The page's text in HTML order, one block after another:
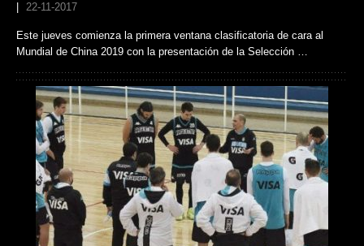
22-11-2017
Este jueves comienza la primera ventana clasificatoria de cara al
Mundial de China 2019 con la presentación de la Selección …